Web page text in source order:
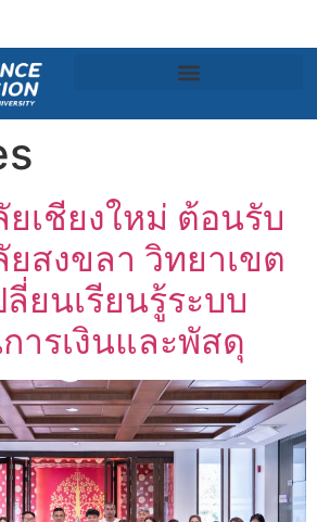
เชียงใหม่ ต้อนรับ
สงขลา วิทยาเขต
ยนเรียนรู้ระบบ
ารเงินและพัสดุ